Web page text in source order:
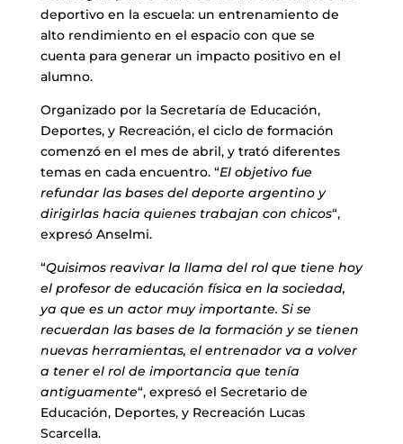
deportivo en la escuela: un entrenamiento de
alto rendimiento en el espacio con que se
cuenta para generar un impacto positivo en el
alumno.
Organizado por la Secretaría de Educación,
Deportes, y Recreación, el ciclo de formación
comenzó en el mes de abril, y trató diferentes
temas en cada encuentro. “El objetivo fue
refundar las bases del deporte argentino y
dirigirlas hacia quienes trabajan con chicos“,
expresó Anselmi.
“Quisimos reavivar la llama del rol que tiene hoy
el profesor de educación física en la sociedad,
ya que es un actor muy importante. Si se
recuerdan las bases de la formación y se tienen
nuevas herramientas, el entrenador va a volver
a tener el rol de importancia que tenía
antiguamente“, expresó el Secretario de
Educación, Deportes, y Recreación Lucas
Scarcella.